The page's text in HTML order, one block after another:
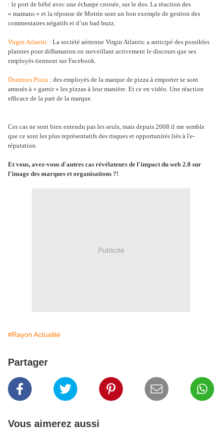
: le port de bébé avec une écharpe croisée, sur le dos. La réaction des
« mamans » et la réponse de Motrin sont un bon exemple de gestion des
commentaires négatifs et d’un bad buzz.
Virgin Atlantic : La société aérienne Virgin Atlantic a anticipé des possibles
plaintes pour diffamation en surveillant activement le discours que ses
employés tiennent sur Facebook.
Dominos Pizza : des employés de la marque de pizza à emporter se sont
amusés à « garnir » les pizzas à leur manière. Et ce en vidéo. Une réaction
efficace de la part de la marque.
Ces cas ne sont bien entendu pas les seuls, mais depuis 2008 il me semble
que ce sont les plus représentatifs des risques et opportunités liés à l'e-
réputation.
Et vous, avez-vous d'autres cas révélateurs de l'impact du web 2.0 sur
l'image des marques et organisations ?!
Publicité
#Rayon Actualité
Partager
Vous aimerez aussi